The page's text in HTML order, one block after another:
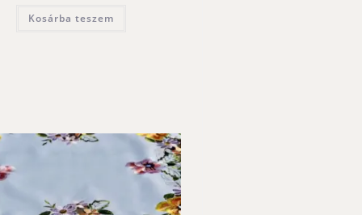
Kosárba teszem